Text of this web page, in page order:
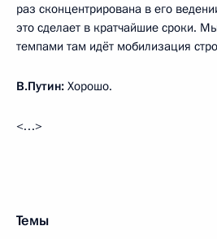
раз сконцентрирована в его
это сделает в кратчайшие сроки.
темпами там идёт мобилизация
В.Путин: Хорошо.
<…>
Темы